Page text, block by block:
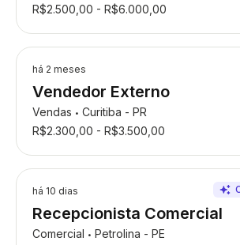
R$2.500,00 - R$6.000,00
há 2 meses
Vendedor Externo
Vendas • Curitiba - PR
R$2.300,00 - R$3.500,00
há 10 dias
Recepcionista Comercial
Comercial • Petrolina - PE